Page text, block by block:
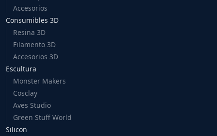
Accesorios
Consumibles 3D
Resina 3D
Filamento 3D
Accesorios 3D
Escultura
Monster Makers
Cosclay
Aves Studio
Green Stuff World
Silicon